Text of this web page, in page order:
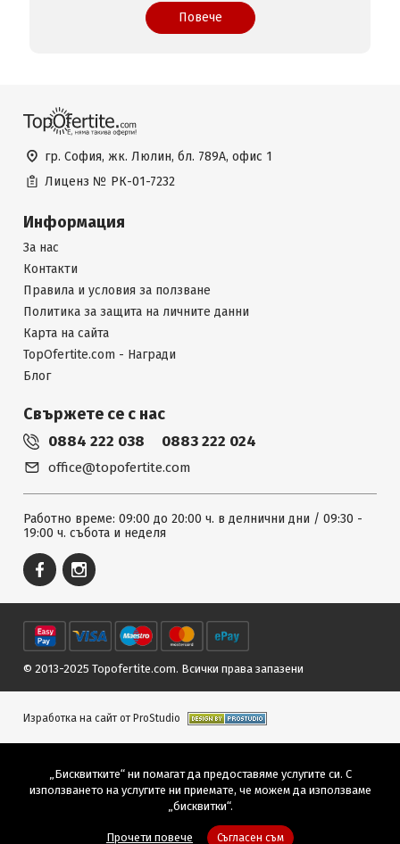
Повече
гр. София, жк. Люлин, бл. 789А, офис 1
Лиценз № РК-01-7232
Информация
За нас
Контакти
Правила и условия за ползване
Политика за защита на личните данни
Карта на сайта
TopOfertite.com - Награди
Блог
Свържете се с нас
0884 222 038 0883 222 024
office@topofertite.com
Работно време: 09:00 до 20:00 ч. в делнични дни / 09:30 -
19:00 ч. събота и неделя
© 2013-2025 Topofertite.com. Всички права запазени
Изработка на сайт от ProStudio
„Бисквитките“ ни помагат да предоставяме услугите си. С
използването на услугите ни приемате, че можем да използваме
„бисквитки“.
Прочети повече Съгласен съм